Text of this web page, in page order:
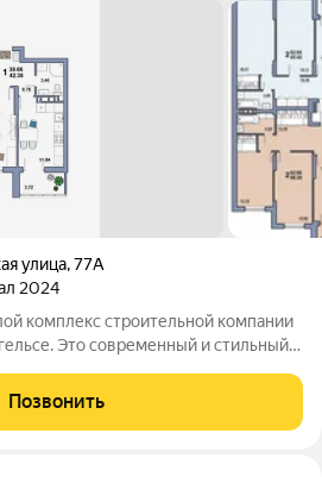
улица,77А
2024
комплекс строительной компании
Это современный и стильный
- в самом центре событий! Детские
Позвонить